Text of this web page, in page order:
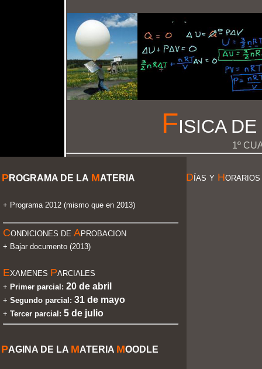
FISICA DE
1º
PROGRAMA DE LA MATERIA
+ Programa 2012 (mismo que en 2013)
CONDICIONES DE APROBACION
+ Bajar documento (2013)
EXAMENES PARCIALES
+ Primer parcial: 20 de abril
+ Segundo parcial: 31 de mayo
+ Tercer parcial: 5 de julio
PAGINA DE LA MATERIA MOODLE
D ÍAS Y HORARIOS